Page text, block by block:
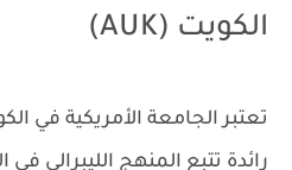
الكويت (AUK)
تعتبر الجامعة الأمريكية في
رائدة تتبع المنهج الليبرالي في